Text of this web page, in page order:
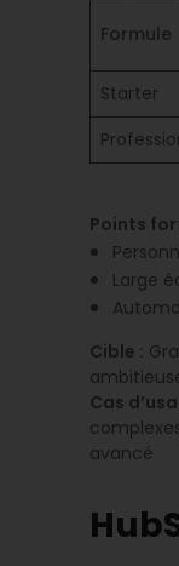
Formule
Starter
Points
Large
Cible :
Cas
avancé